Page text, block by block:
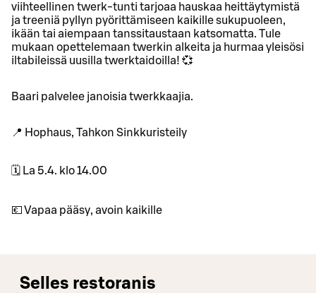
viihteellinen twerk-tunti tarjoaa hauskaa heittäytymistä
ja treeniä pyllyn pyörittämiseen kaikille sukupuoleen,
ikään tai aiempaan tanssitaustaan katsomatta. Tule
mukaan opettelemaan twerkin alkeita ja hurmaa yleisösi
iltabileissä uusilla twerktaidoilla! 💞
Baari palvelee janoisia twerkkaajia.
📍 Hophaus, Tahkon Sinkkuristeily
🗓 La 5.4. klo 14.00
💶 Vapaa pääsy, avoin kaikille
Selles restoranis